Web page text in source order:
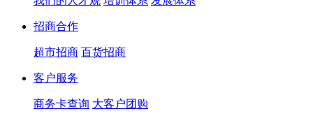
招商合作
超市招商 百货招商
客户服务
商务卡查询 大客户团购